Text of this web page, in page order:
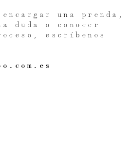
una prenda,
duda o conocer
escríbenos